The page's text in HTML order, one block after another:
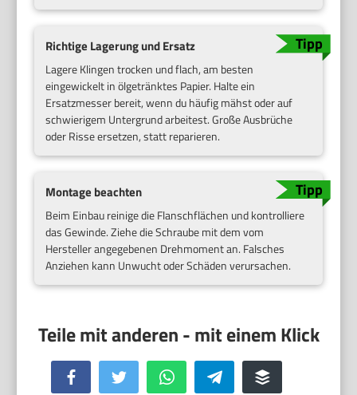
Richtige Lagerung und Ersatz
Lagere Klingen trocken und flach, am besten
eingewickelt in ölgetränktes Papier. Halte ein
Ersatzmesser bereit, wenn du häufig mähst oder auf
schwierigem Untergrund arbeitest. Große Ausbrüche
oder Risse ersetzen, statt reparieren.
Montage beachten
Beim Einbau reinige die Flanschflächen und kontrolliere
das Gewinde. Ziehe die Schraube mit dem vom
Hersteller angegebenen Drehmoment an. Falsches
Anziehen kann Unwucht oder Schäden verursachen.
Facebook Twitter WhatsApp Telegram Buffer